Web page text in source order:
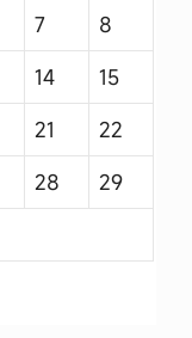
7
8
14
15
21
22
28
29